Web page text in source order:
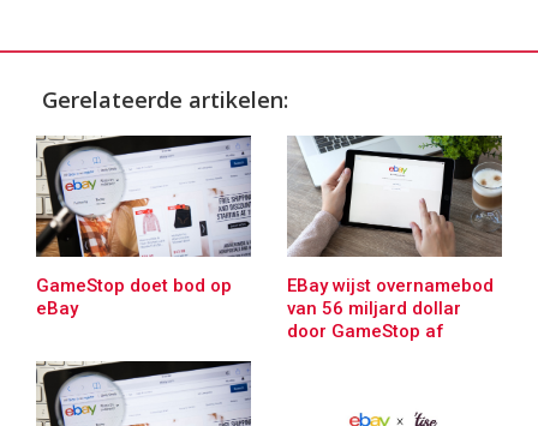
Gerelateerde artikelen:
GameStop doet bod op
eBay
EBay wijst overnamebod
van 56 miljard dollar
door GameStop af